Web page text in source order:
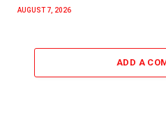
AUGUST 7, 2026
ADD A